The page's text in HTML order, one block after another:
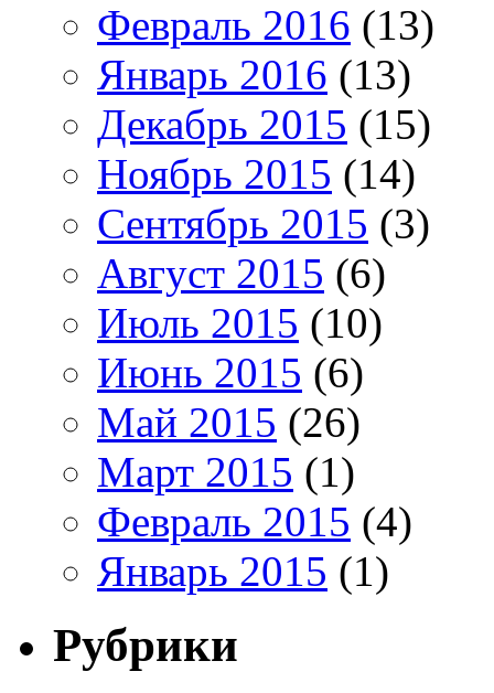
Февраль 2016 (13)
Январь 2016 (13)
Декабрь 2015 (15)
Ноябрь 2015 (14)
Сентябрь 2015 (3)
Август 2015 (6)
Июль 2015 (10)
Июнь 2015 (6)
Май 2015 (26)
Март 2015 (1)
Февраль 2015 (4)
Январь 2015 (1)
Рубрики